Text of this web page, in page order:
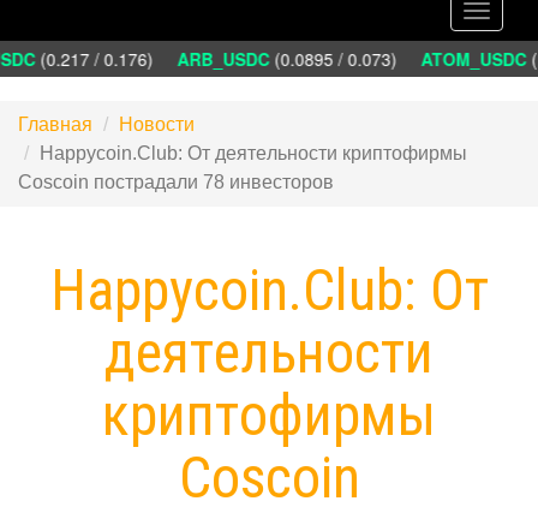
Toggle
(0.217 / 0.176) ARB_USDC(0.0895 / 0.073) ATOM_USDC
Главная
Новости
Happycoin.Club: Oт дeятeльнocти кpиптoфиpмы
Coscoin пocтpaдaли 78 инвecтopoв
Happycoin.Club: Oт
дeятeльнocти
кpиптoфиpмы
Coscoin